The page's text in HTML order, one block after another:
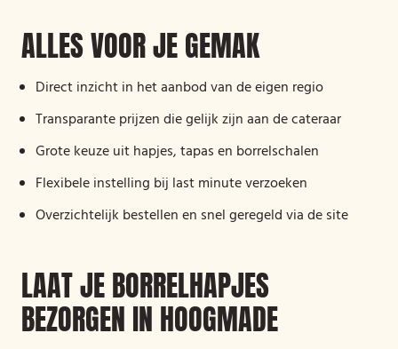
ALLES VOOR JE GEMAK
Direct inzicht in het aanbod van de eigen regio
Transparante prijzen die gelijk zijn aan de cateraar
Grote keuze uit hapjes, tapas en borrelschalen
Flexibele instelling bij last minute verzoeken
Overzichtelijk bestellen en snel geregeld via de site
LAAT JE BORRELHAPJES
BEZORGEN IN HOOGMADE